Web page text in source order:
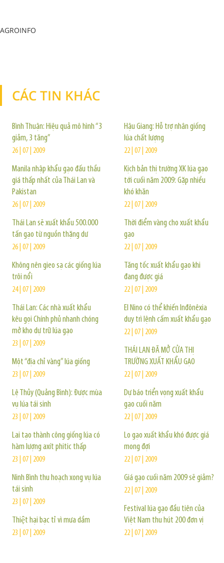
AGROINFO
CÁC TIN KHÁC
Bình Thuận: Hiệu quả mô hình “3
giảm, 3 tăng”
26 | 07 | 2009
Manila nhập khẩu gạo đấu thầu
giá thấp nhất của Thái Lan và
Pakistan
26 | 07 | 2009
Thái Lan sẽ xuất khẩu 500.000
tấn gạo từ nguồn thặng dư
26 | 07 | 2009
Không nên gieo sạ các giống lúa
trôi nổi
24 | 07 | 2009
Thái Lan: Các nhà xuất khẩu
kêu gọi Chính phủ nhanh chóng
mở kho dự trữ lúa gạo
23 | 07 | 2009
Một “địa chỉ vàng” lúa giống
23 | 07 | 2009
Lệ Thủy (Quảng Bình): Được mùa
vụ lúa tái sinh
23 | 07 | 2009
Lai tạo thành công giống lúa có
hàm lượng axít phitic thấp
23 | 07 | 2009
Ninh Bình thu hoạch xong vụ lúa
tái sinh
23 | 07 | 2009
Thiệt hại bạc tỉ vì mưa dầm
23 | 07 | 2009
Hậu Giang: Hỗ trợ nhân giống
lúa chất lượng
22 | 07 | 2009
Kịch bản thị trường XK lúa gạo
tới cuối năm 2009: Gặp nhiều
khó khăn
22 | 07 | 2009
Thời điểm vàng cho xuất khẩu
gạo
22 | 07 | 2009
Tăng tốc xuất khẩu gạo khi
đang được giá
22 | 07 | 2009
El Nino có thể khiến Inđônêxia
duy trì lệnh cấm xuất khẩu gạo
22 | 07 | 2009
THÁI LAN ĐÃ MỞ CỬA THỊ
TRƯỜNG XUẤT KHẨU GẠO
22 | 07 | 2009
Dự báo triển vọng xuất khẩu
gạo cuối năm
22 | 07 | 2009
Lo gạo xuất khẩu khó được giá
mong đợi
22 | 07 | 2009
Giá gạo cuối năm 2009 sẽ giảm?
22 | 07 | 2009
Festival lúa gạo đầu tiên của
Việt Nam thu hút 200 đơn vị
22 | 07 | 2009